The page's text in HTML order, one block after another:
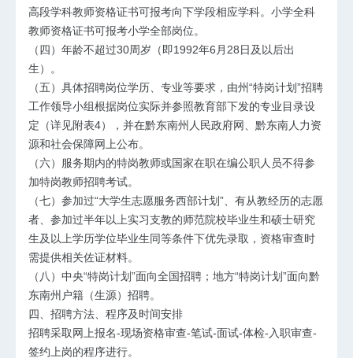
高段学科教师资格证书可报考向下学段相应学科。小学全科
教师资格证书可报考小学全部岗位。
（四）年龄不超过30周岁（即1992年6月28日及以后出
生）。
（五）具体招聘岗位学历、专业等要求，由州“特岗计划”招聘
工作领导小组根据岗位实际并参照教育部下发的专业目录设
定（详见附表4），并在黔东南州人民政府网、黔东南人力资
源和社会保障网上公布。
（六）服务期内的特岗教师或国家在职在编公职人员不得参
加特岗教师招聘考试。
（七）参加过“大学生志愿服务西部计划”、有从教经历的志愿
者、参加过半年以上实习支教的师范院校毕业生和硕士研究
生及以上学历学位毕业生同等条件下优先录取，资格审查时
需提供相关佐证材料。
（八）中央“特岗计划”面向全国招聘；地方“特岗计划”面向黔
东南州户籍（生源）招聘。
四、招聘方法、程序及时间安排
招聘采取网上报名-现场资格审查-笔试-面试-体检-入职审查-
签约上岗的程序进行。